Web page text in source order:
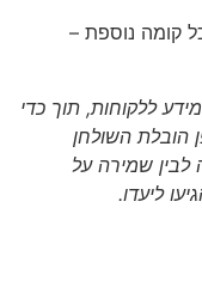
קומה נוספת –
ללקוחות, תוך כדי
הובלת השולחן
שמירה על
ליעדו.